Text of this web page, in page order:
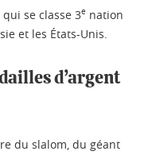
se classe 3e nation
et les États-Unis.
d’argent
du slalom, du géant